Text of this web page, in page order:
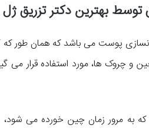
توسط بهترین دکتر تزریق ژل
پوست می باشد که همان طور
چروک ها، مورد استفاده قرار می
که به مرور زمان چین خورده می شود،